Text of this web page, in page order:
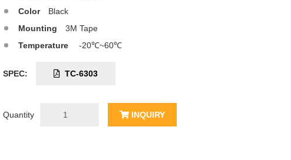
Color
Black
Mounting
3M Tape
Temperature
-20℃~60℃
SPEC: TC-6303
Quantity INQUIRY